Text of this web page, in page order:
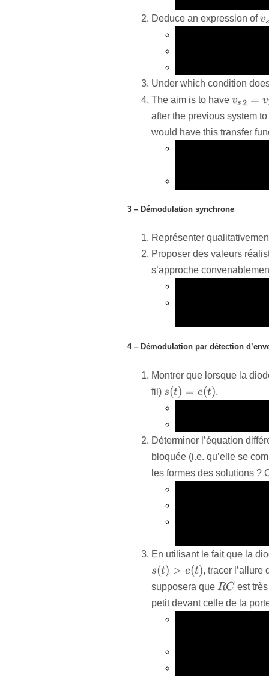
Deduce an expression ofvs
Under which condition
The aim is to have vs 2 = v
after the previous system
would have this transfer
3 – Démodulation synchrone
Représenter
Proposer des valeurs
s’approche
4 – Démodulation par détection
Montrer que lorsque la
fil) s(t)=e(t)
s(t) = e(t).
Déterminer l’équation
bloquée (i.e. qu’elle se
les formes des solutions ?
En utilisant le fait que la
s(t) > e(t), tracer l’allure
supposera que RC
RC est
petit devant celle de la